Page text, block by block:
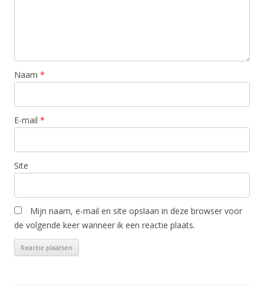
Naam *
E-mail *
Site
Mijn naam, e-mail en site opslaan in deze browser voor
de volgende keer wanneer ik een reactie plaats.